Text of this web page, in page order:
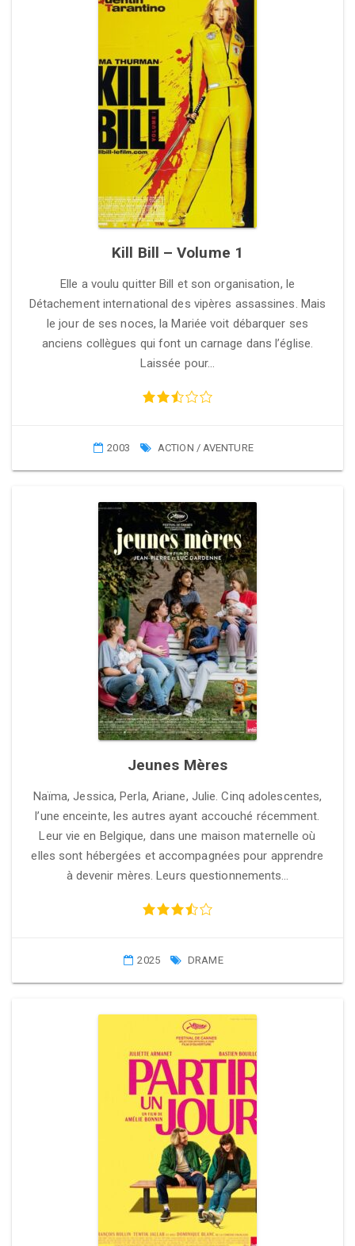
Kill Bill – Volume 1
Elle a voulu quitter Bill et son organisation, le
Détachement international des vipères assassines. Mais
le jour de ses noces, la Mariée voit débarquer ses
anciens collègues qui font un carnage dans l’église.
Laissée pour…
2003 ACTION / AVENTURE
Jeunes Mères
Naïma, Jessica, Perla, Ariane, Julie. Cinq adolescentes,
l’une enceinte, les autres ayant accouché récemment.
Leur vie en Belgique, dans une maison maternelle où
elles sont hébergées et accompagnées pour apprendre
à devenir mères. Leurs questionnements…
2025 DRAME